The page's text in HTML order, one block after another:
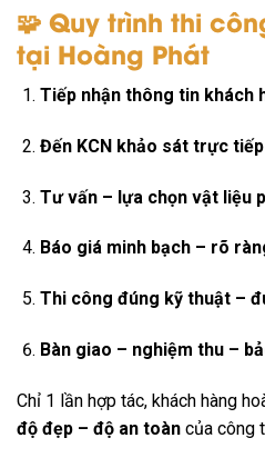
🧩 Quy trình thi
tại Hoàng Phát
Tiếp nhận thông tin khách
Đến KCN khảo sát trực tiếp
Tư vấn – lựa chọn vật liệu
Báo giá minh bạch – rõ
Thi công đúng kỹ thuật –
Bàn giao – nghiệm thu –
Chỉ 1 lần hợp tác, khách hàng
độ đẹp – độ an toàn của công